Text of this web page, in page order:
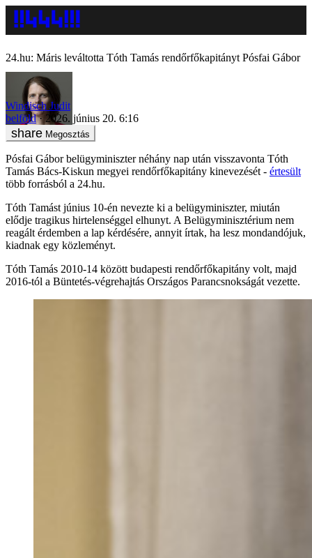
24.hu: Máris leváltotta Tóth Tamás rendőrfőkapitányt Pósfai Gábor
Windisch Judit
belföld
2026. június 20. 6:16
Megosztás
Pósfai Gábor belügyminiszter néhány nap után visszavonta Tóth
Tamás Bács-Kiskun megyei rendőrfőkapitány kinevezését - értesült
több forrásból a 24.hu.
Tóth Tamást június 10-én nevezte ki a belügyminiszter, miután
elődje tragikus hirtelenséggel elhunyt. A Belügyminisztérium nem
reagált érdemben a lap kérdésére, annyit írtak, ha lesz mondandójuk,
kiadnak egy közleményt.
Tóth Tamás 2010-14 között budapesti rendőrfőkapitány volt, majd
2016-tól a Büntetés-végrehajtás Országos Parancsnokságát vezette.